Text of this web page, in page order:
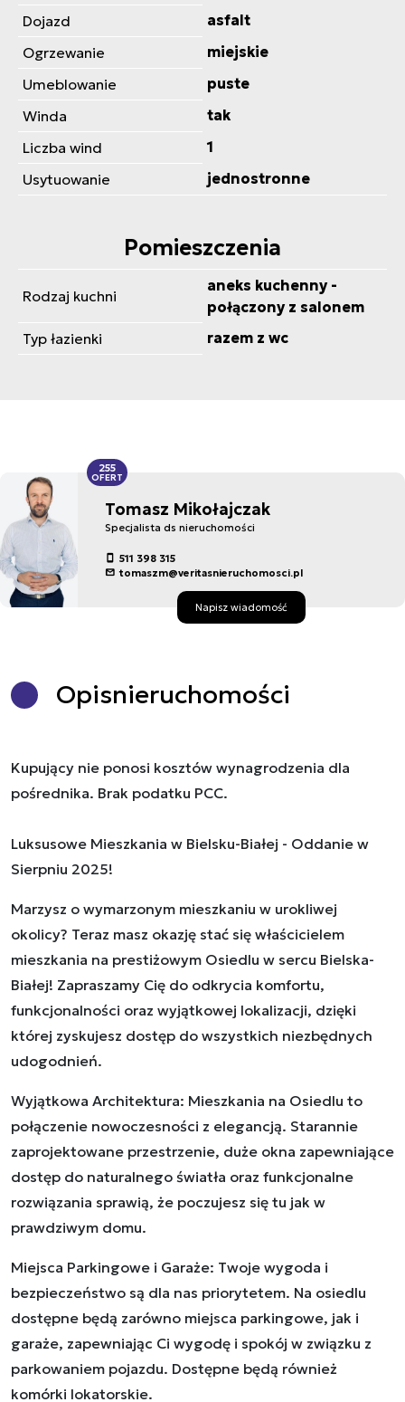
Dojazd
asfalt
Ogrzewanie
miejskie
Umeblowanie
puste
Winda
tak
Liczba wind
1
Usytuowanie
jednostronne
Pomieszczenia
Rodzaj kuchni
aneks kuchenny -
połączony z salonem
Typ łazienki
razem z wc
Tomasz Mikołajczak
Specjalista ds nieruchomości
511 398 315
tomaszm@veritasnieruchomosci.pl
Napisz wiadomość
255
OFERT
Opisnieruchomości
Kupujący nie ponosi kosztów wynagrodzenia dla
pośrednika. Brak podatku PCC.
Luksusowe Mieszkania w Bielsku-Białej - Oddanie w
Sierpniu 2025!
Marzysz o wymarzonym mieszkaniu w urokliwej
okolicy? Teraz masz okazję stać się właścicielem
mieszkania na prestiżowym Osiedlu w sercu Bielska-
Białej! Zapraszamy Cię do odkrycia komfortu,
funkcjonalności oraz wyjątkowej lokalizacji, dzięki
której zyskujesz dostęp do wszystkich niezbędnych
udogodnień.
Wyjątkowa Architektura: Mieszkania na Osiedlu to
połączenie nowoczesności z elegancją. Starannie
zaprojektowane przestrzenie, duże okna zapewniające
dostęp do naturalnego światła oraz funkcjonalne
rozwiązania sprawią, że poczujesz się tu jak w
prawdziwym domu.
Miejsca Parkingowe i Garaże: Twoje wygoda i
bezpieczeństwo są dla nas priorytetem. Na osiedlu
dostępne będą zarówno miejsca parkingowe, jak i
garaże, zapewniając Ci wygodę i spokój w związku z
parkowaniem pojazdu. Dostępne będą również
komórki lokatorskie.